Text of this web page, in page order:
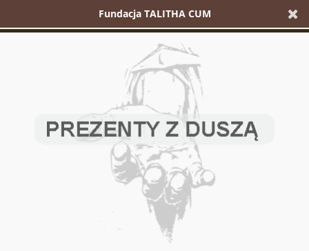
Fundacja TALITHA CUM